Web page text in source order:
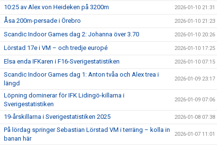
10:25 av Alex von Heideken på 3200m 2026-01-10 21:31
Åsa 200m-persade i Örebro 2026-01-10 21:23
Scandic Indoor Games dag 2: Johanna över 3.70 2026-01-10 20:26
Lörstad 17e i VM – och tredje europé 2026-01-10 17:25
Elsa enda IFKaren i F16-Sverigestatistiken 2026-01-10 07:15
Scandic Indoor Games dag 1: Anton tvåa och Alex trea i
längd
2026-01-09 23:17
Löpning dominerar för IFK Lidingö-killarna i
Sverigestatistiken
2026-01-09 07:06
19-årskillarna i Sverigestatistiken 2025 2026-01-08 07:38
På lördag springer Sebastian Lörstad VM i terräng – kolla in
banan här
2026-01-07 11:01